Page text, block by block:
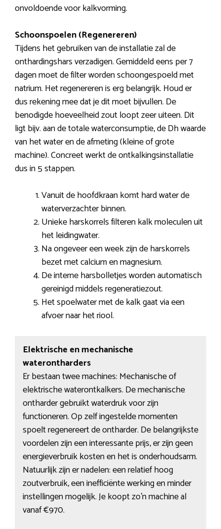
onvoldoende voor kalkvorming.
Schoonspoelen (Regenereren)
Tijdens het gebruiken van de installatie zal de
onthardingshars verzadigen. Gemiddeld eens per 7
dagen moet de filter worden schoongespoeld met
natrium. Het regenereren is erg belangrijk. Houd er
dus rekening mee dat je dit moet bijvullen. De
benodigde hoeveelheid zout loopt zeer uiteen. Dit
ligt bijv. aan de totale waterconsumptie, de Dh waarde
van het water en de afmeting (kleine of grote
machine). Concreet werkt de ontkalkingsinstallatie
dus in 5 stappen.
Vanuit de hoofdkraan komt hard water de
waterverzachter binnen.
Unieke harskorrels filteren kalk moleculen uit
het leidingwater.
Na ongeveer een week zijn de harskorrels
bezet met calcium en magnesium.
De interne harsbolletjes worden automatisch
gereinigd middels regeneratiezout.
Het spoelwater met de kalk gaat via een
afvoer naar het riool.
Elektrische en mechanische
waterontharders
Er bestaan twee machines: Mechanische of
elektrische waterontkalkers. De mechanische
ontharder gebruikt waterdruk voor zijn
functioneren. Op zelf ingestelde momenten
spoelt regenereert de ontharder. De belangrijkste
voordelen zijn een interessante prijs, er zijn geen
energieverbruik kosten en het is onderhoudsarm.
Natuurlijk zijn er nadelen: een relatief hoog
zoutverbruik, een inefficiënte werking en minder
instellingen mogelijk. Je koopt zo’n machine al
vanaf €970.